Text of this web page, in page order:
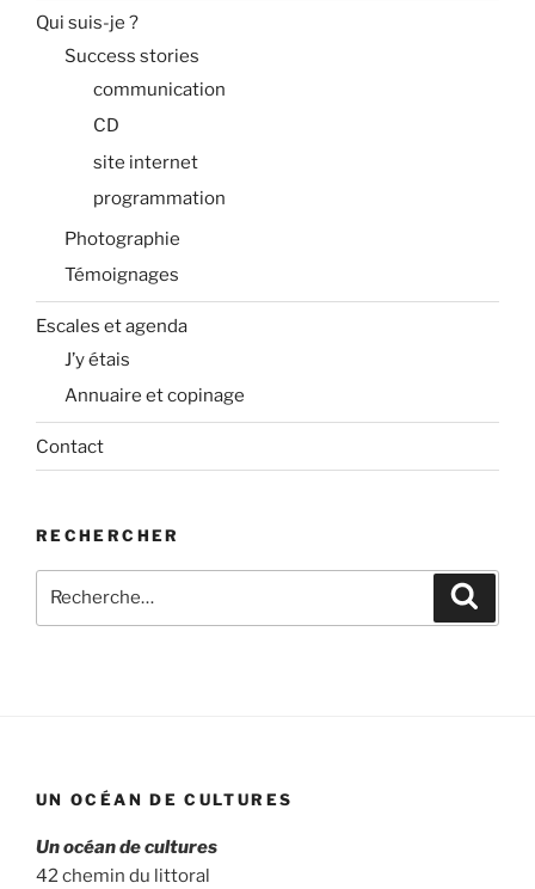
Qui suis-je ?
Success stories
communication
CD
site internet
programmation
Photographie
Témoignages
Escales et agenda
J’y étais
Annuaire et copinage
Contact
RECHERCHER
pour
UN OCÉAN DE CULTURES
Un océan de cultures
42 chemin du littoral